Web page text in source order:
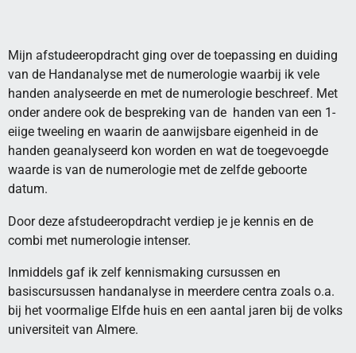
Mijn afstudeeropdracht ging over de toepassing en duiding
van de Handanalyse met de numerologie waarbij ik vele
handen analyseerde en met de numerologie beschreef. Met
onder andere ook de bespreking van de handen van een 1-
eiige tweeling en waarin de aanwijsbare eigenheid in de
handen geanalyseerd kon worden en wat de toegevoegde
waarde is van de numerologie met de zelfde geboorte
datum.
Door deze afstudeeropdracht verdiep je je kennis en de
combi met numerologie intenser.
Inmiddels gaf ik zelf kennismaking cursussen en
basiscursussen handanalyse in meerdere centra zoals o.a.
bij het voormalige Elfde huis en een aantal jaren bij de volks
universiteit van Almere.